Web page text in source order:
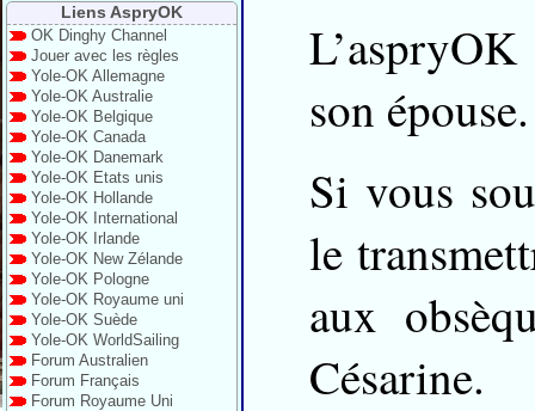
Liens AspryOK
OK Dinghy Channel
Jouer avec les règles
Yole-OK Allemagne
Yole-OK Australie
Yole-OK Belgique
Yole-OK Canada
Yole-OK Danemark
Yole-OK Etats unis
Yole-OK Hollande
Yole-OK International
Yole-OK Irlande
Yole-OK New Zélande
Yole-OK Pologne
Yole-OK Royaume uni
Yole-OK Suède
Yole-OK WorldSailing
Forum Australien
Forum Français
Forum Royaume Uni
son épouse.
Si vous
le
aux
Césarine.